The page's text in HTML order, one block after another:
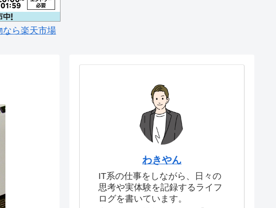
なら楽天市場
わきやん
IT系の仕事をしながら、日々の
思考や実体験を記録するライフ
ログを書いています。